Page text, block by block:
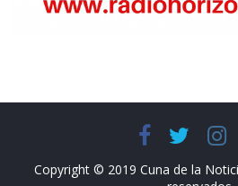
Copyright © 2019 Cuna de la